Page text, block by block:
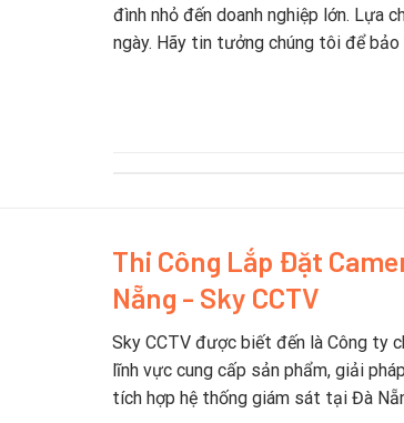
đình nhỏ đến doanh nghiệp lớn. Lựa
ngày. Hãy tin tưởng chúng tôi để bảo
Thi Công Lắp Đặt
Nẵng - Sky CCTV
Sky CCTV được biết đến là Công ty
lĩnh vực cung cấp sản phẩm, giải
tích hợp hệ thống giám sát tại Đà